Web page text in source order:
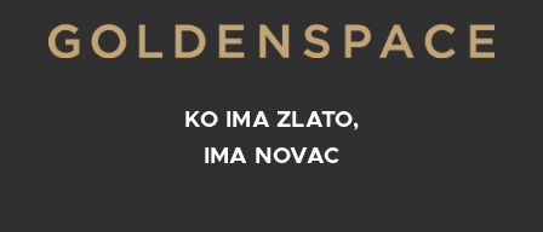
KO IMA ZLATO,
IMA NOVAC